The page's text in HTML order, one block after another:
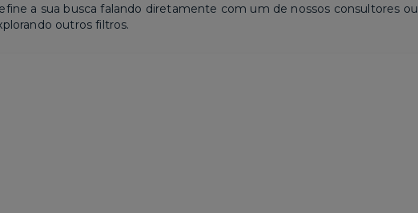
a sua busca falando diretamente com um de nossos consultores ou
outros filtros.